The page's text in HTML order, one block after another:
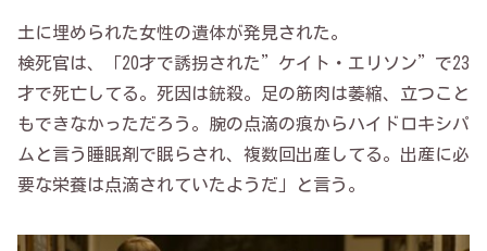
土に埋められた女性の遺体が発見された。
検死官は、「20才で誘拐された”ケイト・エリソン”で23
才で死亡してる。死因は銃殺。足の筋肉は萎縮、立つこと
もできなかっただろう。腕の点滴の痕からハイドロキシパ
ムと言う睡眠剤で眠らされ、複数回出産してる。出産に必
要な栄養は点滴されていたようだ」と言う。